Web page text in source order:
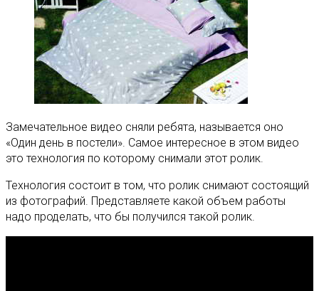
Замечательное видео сняли ребята, называется оно
«Один день в постели». Самое интересное в этом видео
это технология по которому снимали этот ролик.
Технология состоит в том, что ролик снимают состоящий
из фотографий. Представляете какой объем работы
надо проделать, что бы получился такой ролик.